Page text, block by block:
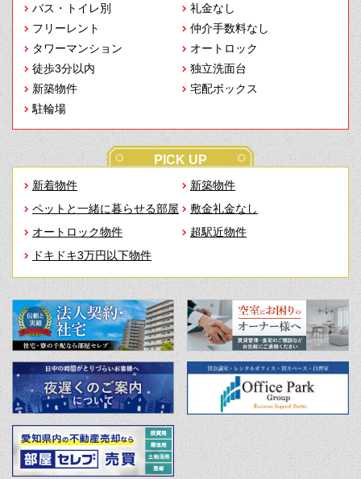
バス・トイレ別
礼金なし
フリーレント
仲介手数料なし
タワーマンション
オートロック
徒歩3分以内
独立洗面台
新築物件
宅配ボックス
駐輪場
PICK UP
新着物件
新築物件
ペットと一緒に暮らせる部屋
敷金礼金なし
オートロック物件
超駅近物件
ドキドキ3万円以下物件